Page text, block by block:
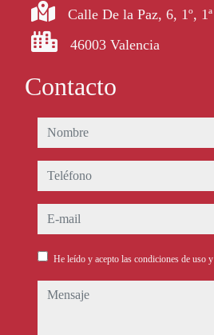
Calle De la Paz, 6, 1º, 1ª
46003 Valencia
Contacto
nombre
teléfono
e-mail
He leído y acepto las condiciones de uso y
mensaje